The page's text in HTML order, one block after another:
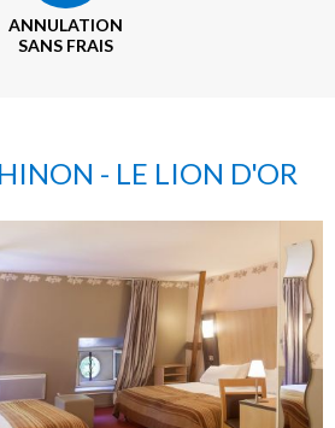
ANNULATION
SANS FRAIS
- LE LION D'OR